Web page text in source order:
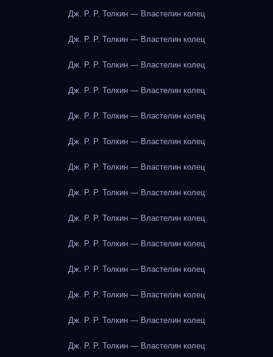
Дж. Р. Р. Толкин — Властелин колец
Дж. Р. Р. Толкин — Властелин колец
Дж. Р. Р. Толкин — Властелин колец
Дж. Р. Р. Толкин — Властелин колец
Дж. Р. Р. Толкин — Властелин колец
Дж. Р. Р. Толкин — Властелин колец
Дж. Р. Р. Толкин — Властелин колец
Дж. Р. Р. Толкин — Властелин колец
Дж. Р. Р. Толкин — Властелин колец
Дж. Р. Р. Толкин — Властелин колец
Дж. Р. Р. Толкин — Властелин колец
Дж. Р. Р. Толкин — Властелин колец
Дж. Р. Р. Толкин — Властелин колец
Дж. Р. Р. Толкин — Властелин колец